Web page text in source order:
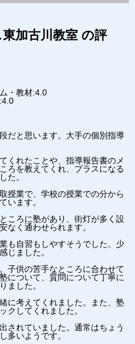
東加古川教室 の評
・教材:4.0
だと思います。大手の個別指導
くれたことや、指導報告書のメ
ろを教えてくれ、プラスになる
た。
授業で、学校の授業での分から
います。
ころに塾があり、街灯が多く設
なく通わせられます。
も自習もしやすそうでした。少
じました。
子供の苦手なところに合わせて
について、質問について丁寧に
ました。
に考えてくれました。また、塾
クしてくれました。
されていました。通常はちょう
多いようです。